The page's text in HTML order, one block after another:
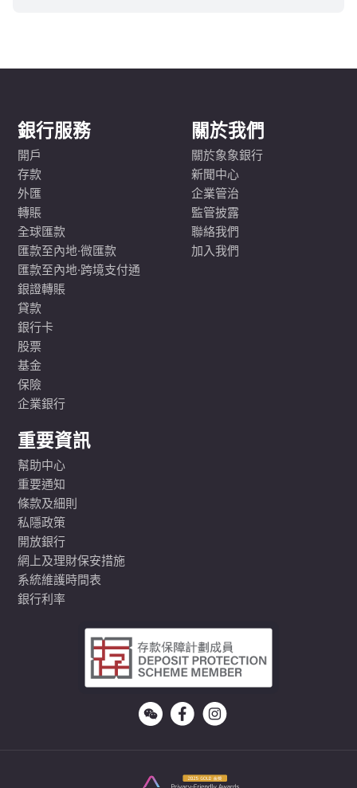
銀行服務
開戶
存款
外匯
轉賬
全球匯款
匯款至內地·微匯款
匯款至內地·跨境支付通
銀證轉賬
貸款
銀行卡
股票
基金
保險
企業銀行
關於我們
關於象象銀行
新聞中心
企業管治
監管披露
聯絡我們
加入我們
重要資訊
幫助中心
重要通知
條款及細則
私隱政策
開放銀行
網上及理財保安措施
系統維護時間表
銀行利率